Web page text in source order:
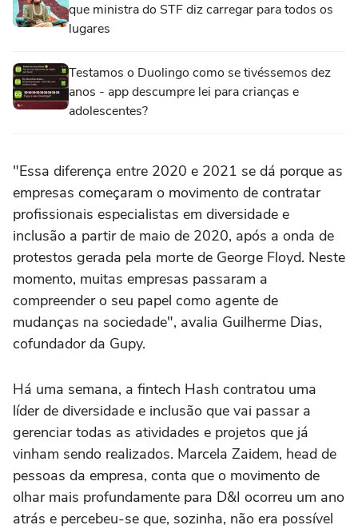
que ministra do STF diz carregar para todos os
lugares
Testamos o Duolingo como se tivéssemos dez
anos - app descumpre lei para crianças e
adolescentes?
"Essa diferença entre 2020 e 2021 se dá porque as
empresas começaram o movimento de contratar
profissionais especialistas em diversidade e
inclusão a partir de maio de 2020, após a onda de
protestos gerada pela morte de George Floyd. Neste
momento, muitas empresas passaram a
compreender o seu papel como agente de
mudanças na sociedade", avalia Guilherme Dias,
cofundador da Gupy.
Há uma semana, a fintech Hash contratou uma
líder de diversidade e inclusão que vai passar a
gerenciar todas as atividades e projetos que já
vinham sendo realizados. Marcela Zaidem, head de
pessoas da empresa, conta que o movimento de
olhar mais profundamente para D&I ocorreu um ano
atrás e percebeu-se que, sozinha, não era possível